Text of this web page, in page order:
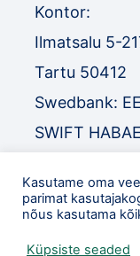
Kontor:
Ilmatsalu 5-
Tartu 50412
Swedbank:
SWIFT
SWIFT
TEL:+372 52
Kasutame oma
parimat
nõus kasutama
Küpsiste seaded